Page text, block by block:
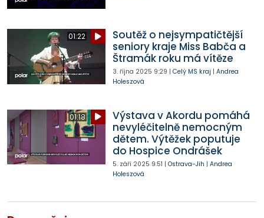
01:22
Soutěž o nejsympatičtější
seniory kraje Miss Babča a
Štramák roku má vítěze
3. října 2025 9:29 | Celý MS kraj | Andrea
Holeszová
01:18
Výstava v Akordu pomáhá
nevyléčitelně nemocným
dětem. Výtěžek poputuje
do Hospice Ondrášek
5. září 2025 9:51 | Ostrava-Jih | Andrea
Holeszová